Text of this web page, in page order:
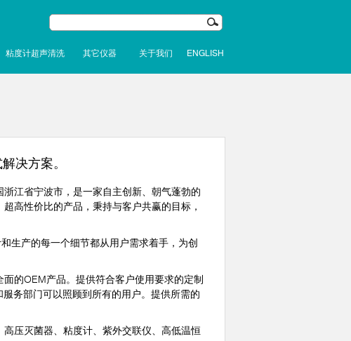
粘度计超声清洗 其它仪器 关于我们 ENGLISH
决方案。
江省宁波市，是一家自主创新、朝气蓬勃的
高性价比的产品，秉持与客户共赢的目标，
生产的每一个细节都从用户需求着手，为创
的OEM产品。提供符合客户使用要求的定制
务部门可以照顾到所有的用户。提供所需的
压灭菌器、粘度计、紫外交联仪、高低温恒